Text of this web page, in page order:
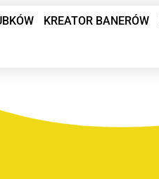
KREATOR BANERÓW